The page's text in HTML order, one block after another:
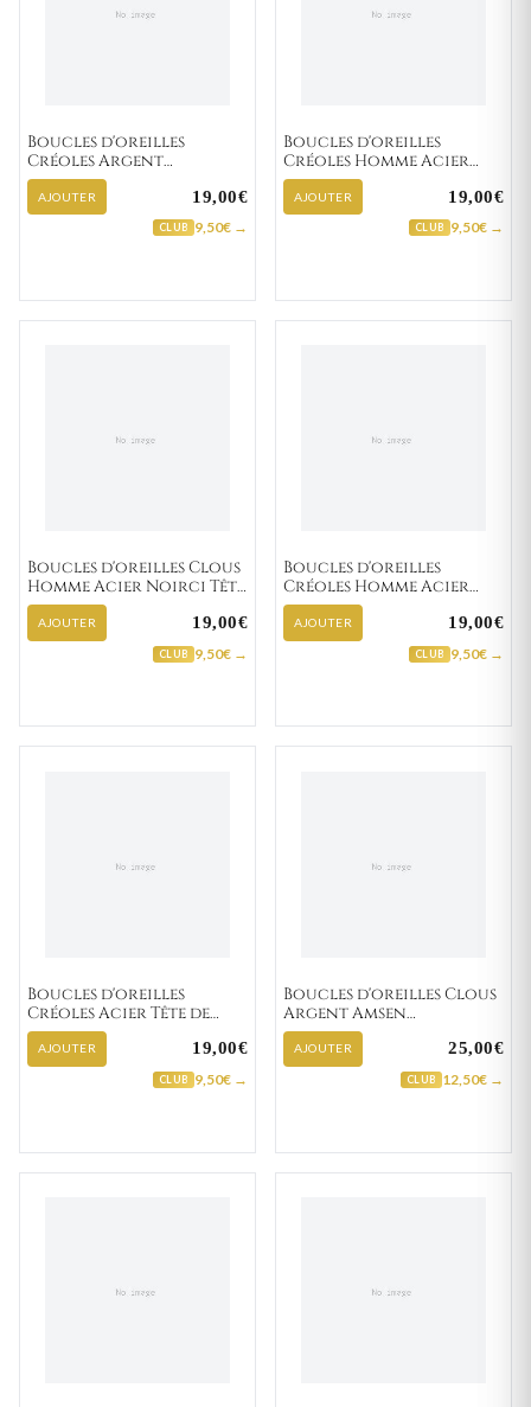
Boucles d'oreilles
Créoles Argent
Danwantee
AJOUTER 19,00€
CLUB 9,50€ →
Boucles d'oreilles
Créoles Homme Acier
Antonietto IP noir
Diamètre 13mm
AJOUTER 19,00€
CLUB 9,50€ →
Boucles d'oreilles Clous
Homme Acier Noirci Tête
de Mort
AJOUTER 19,00€
CLUB 9,50€ →
Boucles d'oreilles
Créoles Homme Acier
noir Tête de Mort Ø
14mm
AJOUTER 19,00€
CLUB 9,50€ →
Boucles d'oreilles
Créoles Acier Tête de
Mort Ø 14mm
AJOUTER 19,00€
CLUB 9,50€ →
Boucles d'oreilles Clous
Argent Amsen
Zirconium
AJOUTER 25,00€
CLUB 12,50€ →